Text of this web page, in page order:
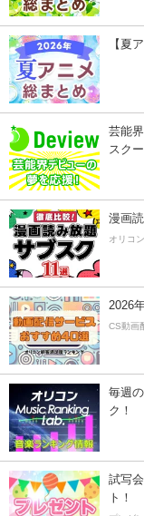
【夏
芸能
スク
漫画
オリコ
2026
CS動画
毎週
ク！
試写
ト！